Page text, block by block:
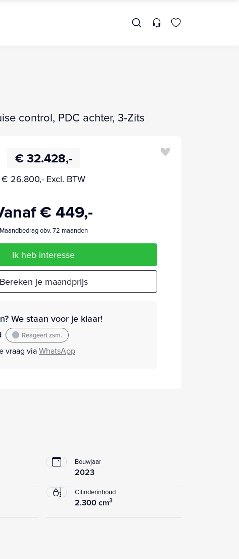
control, PDC achter, 3-Zits
€ 32.428,-
€ 26.800,- Excl. BTW
€ 449,-
Maandbedrag obv. 72 maanden
Ik heb interesse
Bereken je maandprijs
We staan voor je klaar!
Reageert zsm.
vraag viaWhatsApp
Bouwjaar
2023
Cilinderinhoud
2.300 cm3